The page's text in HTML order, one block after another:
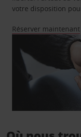
votre disposition
Réserver maintenant